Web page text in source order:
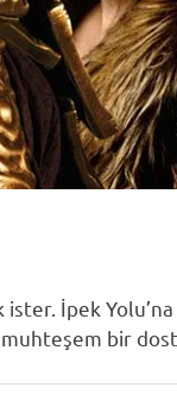
İpek
muhteşem bir